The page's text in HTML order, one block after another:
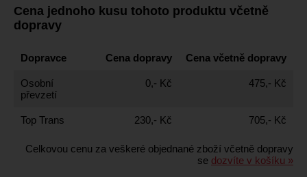
Cena jednoho kusu tohoto produktu včetně
dopravy
Dopravce Cena dopravy Cena včetně dopravy
Osobní
převzetí
0,- Kč 475,- Kč
Top Trans 230,- Kč 705,- Kč
Celkovou cenu za veškeré objednané zboží včetně dopravy
se dozvíte v košíku »